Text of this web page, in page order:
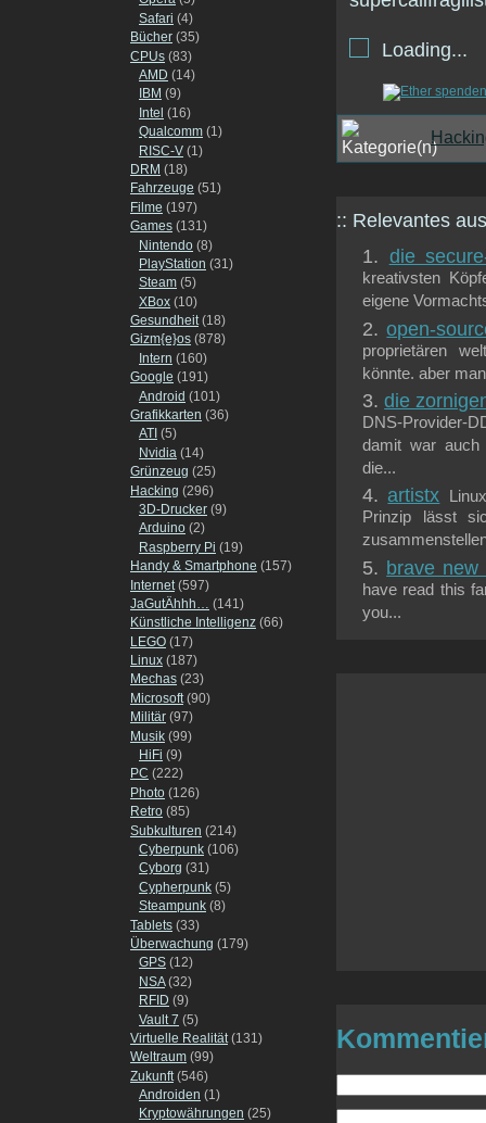
Safari (4)
Bücher (35)
CPUs (83)
AMD (14)
IBM (9)
Intel (16)
Qualcomm (1)
RISC-V (1)
DRM (18)
Fahrzeuge (51)
Filme (197)
Games (131)
Nintendo (8)
PlayStation (31)
Steam (5)
XBox (10)
Gesundheit(18)
Gizm{e}os (878)
Intern (160)
Google (191)
Android (101)
Grafikkarten (36)
ATI (5)
Nvidia (14)
Grünzeug (25)
Hacking (296)
3D-Drucker (9)
Arduino (2)
Raspberry Pi (19)
Handy & Smartphone (157)
Internet (597)
JaGutÄhhh… (141)
Künstliche Intelligenz (66)
LEGO (17)
Linux (187)
Mechas (23)
Microsoft(90)
Militär (97)
Musik (99)
HiFi (9)
PC (222)
Photo (126)
Retro (85)
Subkulturen (214)
Cyberpunk (106)
Cyborg (31)
Cypherpunk (5)
Steampunk (8)
Tablets (33)
Überwachung (179)
GPS (12)
NSA(32)
RFID (9)
Vault 7 (5)
Virtuelle Realität(131)
Weltraum (99)
Zukunft (546)
Androiden (1)
Kryptowährungen (25)
Loading...
:: Relevantes
die
kreativsten
eigene
open-
proprietären
könnte. aber
die
DNS-Provider-
damit war auch
die...
artistx
Prinzip lässt
brave new
have read this
you...